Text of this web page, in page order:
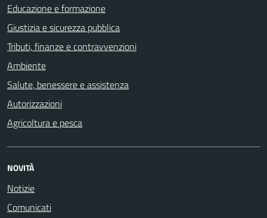
Educazione e formazione
Giustizia e sicurezza pubblica
Tributi, finanze e contravvenzioni
Ambiente
Salute, benessere e assistenza
Autorizzazioni
Agricoltura e pesca
NOVITÀ
Notizie
Comunicati